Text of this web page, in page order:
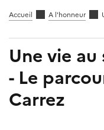
Accueil A l'honneur
Une vie
- Le
Carrez